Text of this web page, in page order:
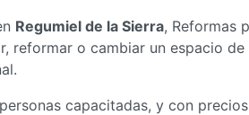
Regumiel de la Sierra, Reformas
reformar o cambiar un espacio
capacitadas, y con